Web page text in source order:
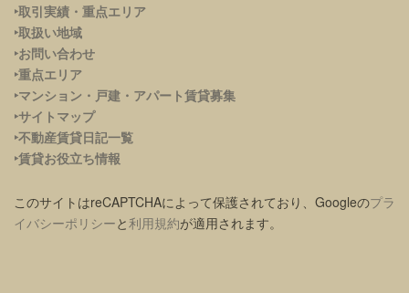
‣取引実績・重点エリア
‣取扱い地域
‣お問い合わせ
‣重点エリア
‣マンション・戸建・アパート賃貸募集
‣サイトマップ
‣不動産賃貸日記一覧
‣賃貸お役立ち情報
このサイトはreCAPTCHAによって保護されており、Googleのプラ
イバシーポリシーと利用規約が適用されます。